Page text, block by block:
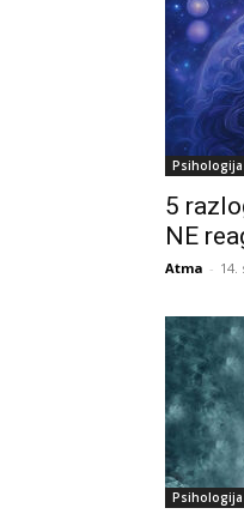
Psihologija
5
NE
Atma - 14.
Psihologija